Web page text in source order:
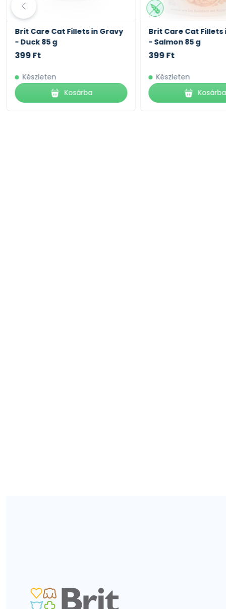
Brit Care Cat Fillets in Gravy
- Duck 85 g
399 Ft
Készleten
Kosárba
Brit Care Cat Fillets
- Salmon 85 g
399 Ft
Készleten
Kosárba